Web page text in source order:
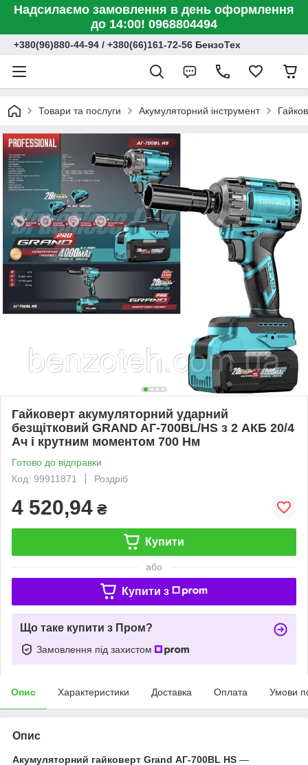
Надсилаємо замовлення в день оформлення
до 14:00! 0968804494
+380(96)880-44-94 / +380(66)161-72-56 БензоТех
Товари та послуги Акумуляторний інструмент
Гайковерт акумуляторний ударний
безщітковий GRAND AГ-700BL/HS з 2 АКБ 20/4
Ач і крутним моментом 700 Нм
Готово до відправки
Код: 99911871
Роздріб
4 520,94 ₴
Купити
або
Купити з
Що таке купити з Пром?
Замовлення під захистом
Опис Характеристики Доставка Оплата Умови
Опис
Акумуляторний гайковерт Grand АГ-700BL HS —